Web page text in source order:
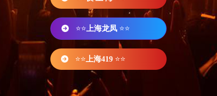
⭐⭐ 上海龙凤 ⭐⭐
⭐⭐ 上海419 ⭐⭐